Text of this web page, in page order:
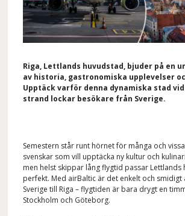
Riga, Lettlands huvudstad, bjuder på en
av historia, gastronomiska upplevelser
Upptäck varför denna dynamiska stad
strand lockar besökare från Sverige.
Semestern står runt hörnet för många och
svenskar som vill upptäcka ny kultur och
men helst skippar lång flygtid passar Lettlands
perfekt. Med airBaltic är det enkelt och smidigt
Sverige till Riga – flygtiden är bara drygt en
Stockholm och Göteborg.